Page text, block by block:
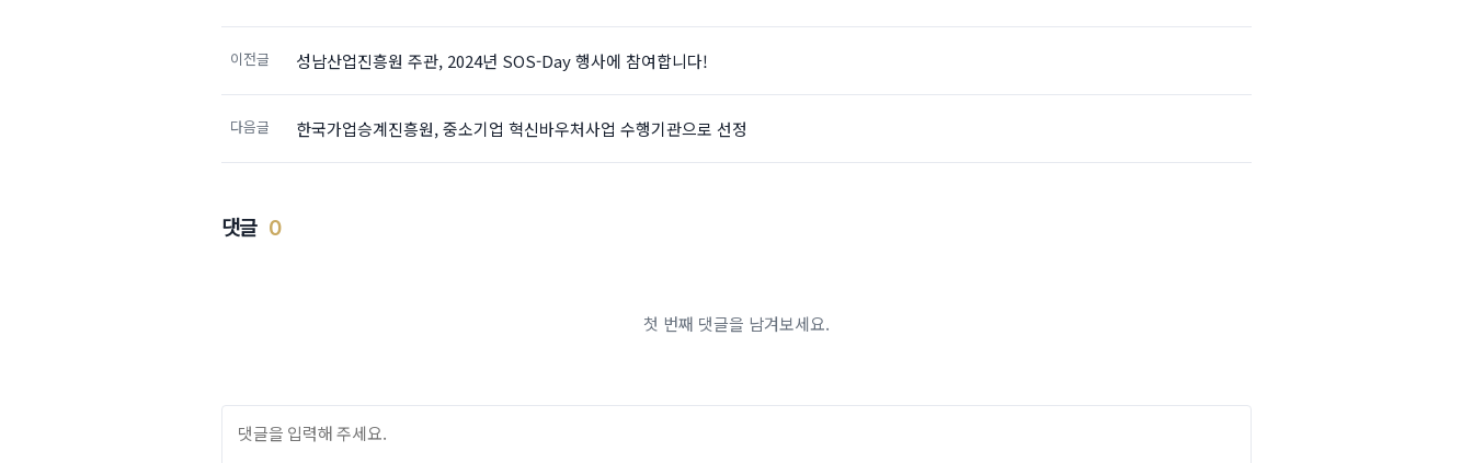
이전글 성남산업진흥원 주관, 2024년 SOS-Day 행사에 참여합니다!
다음글 한국가업승계진흥원, 중소기업 혁신바우처사업 수행기관으로 선정
댓글 0
첫 번째 댓글을 남겨보세요.